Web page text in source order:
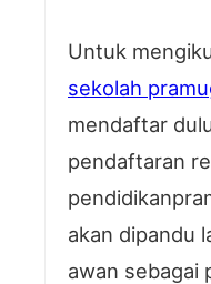
Untuk
sekolah
mendaftar
pendaftaran
akan dipandu
awan sebagai